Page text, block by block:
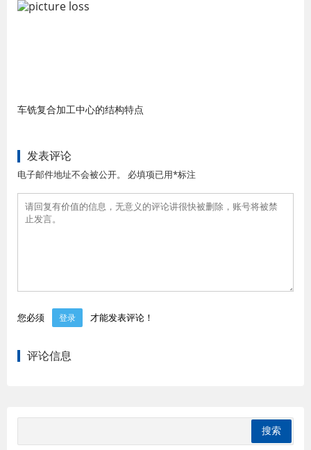
车铣复合加工中心的结构特点
发表评论
电子邮件地址不会被公开。 必填项已用*标注
您必须 登录 才能发表评论！
评论信息